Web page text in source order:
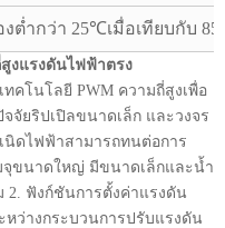
ำกว่า 25℃เมื่อเทียบกับ
งแรงดันไฟฟ้าตรง
ทคโนโลยี PWM ความถี่สูงเพื่อ
จัยริปเปิลขนาดเล็ก และวงจร
นิดไฟฟ้าสามารถทนต่อการ
ขนาดใหญ่ มีขนาดเล็กและน้ำ
2. ฟังก์ชันการตั้งค่าแรงดัน
ว่างกระบวนการปรับแรงดัน